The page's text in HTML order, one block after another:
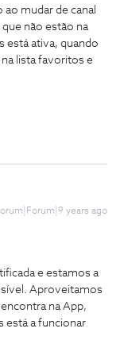
mudar de canal
não estão na
está ativa, quando
na lista favoritos e
years ago
e estamos a
Aproveitamos
na App,
está a funcionar